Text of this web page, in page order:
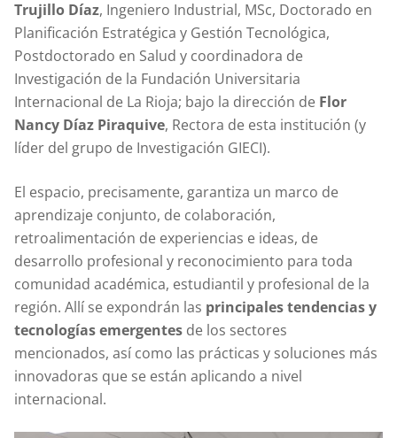
Trujillo Díaz, Ingeniero Industrial, MSc, Doctorado en
Planificación Estratégica y Gestión Tecnológica,
Postdoctorado en Salud y coordinadora de
Investigación de la Fundación Universitaria
Internacional de La Rioja; bajo la dirección de Flor
Nancy Díaz Piraquive, Rectora de esta institución (y
líder del grupo de Investigación GIECI).
El espacio, precisamente, garantiza un marco de
aprendizaje conjunto, de colaboración,
retroalimentación de experiencias e ideas, de
desarrollo profesional y reconocimiento para toda
comunidad académica, estudiantil y profesional de la
región. Allí se expondrán las principales tendencias y
tecnologías emergentes de los sectores
mencionados, así como las prácticas y soluciones más
innovadoras que se están aplicando a nivel
internacional.